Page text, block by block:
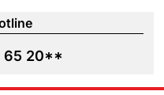
65 20**